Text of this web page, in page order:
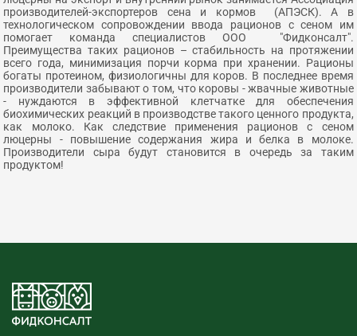
производителей-экспортеров сена и кормов (АПЭСК). А в
технологическом сопровождении ввода рационов с сеном им
помогает команда специалистов ООО "Фидконсалт".
Преимущества таких рационов – стабильность на протяжении
всего года, минимизация порчи корма при хранении. Рационы
богаты протеином, физиологичны для коров. В последнее время
производители забывают о том, что коровы - жвачные животные
- нуждаются в эффективной клетчатке для обеспечения
биохимических реакций в производстве такого ценного продукта,
как молоко. Как следствие применения рационов с сеном
люцерны - повышение содержания жира и белка в молоке.
Производители сыра будут становится в очередь за таким
продуктом!